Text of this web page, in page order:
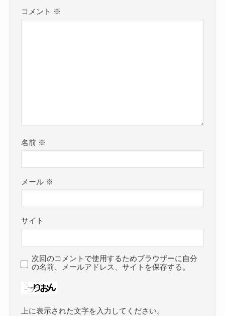
コメント ※
名前 ※
メール ※
サイト
次回のコメントで使用するためブラウザーに自分
の名前、メールアドレス、サイトを保存する。
上に表示された文字を入力してください。